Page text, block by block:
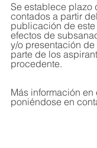
Se establece plazo
contados a partir
publicación de
efectos de
y/o presentación
parte de los
procedente.
Más información en
poniéndose en